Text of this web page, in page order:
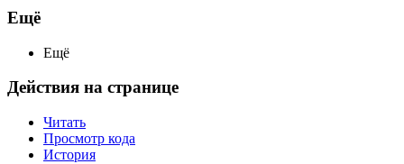
Ещё
Ещё
Действия на странице
Читать
Просмотр кода
История